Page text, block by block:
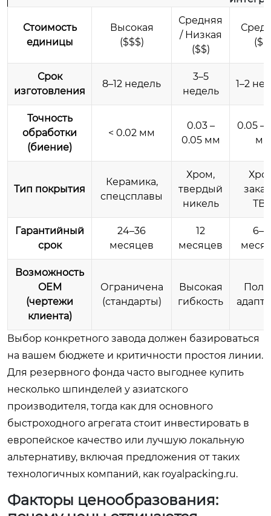
Стоимость
единицы
Высокая
($$$)
Средняя
/ Низкая
($$)
Срок
изготовления
8–12 недель
3–5
недель
1–2
Точность
обработки
(биение)
< 0.02 мм
0.03 –
0.05 мм
0.05 –
мм
Тип покрытия
Керамика,
спецсплавы
Хром,
твердый
никель
Гарантийный
срок
24–36
месяцев
12
месяцев
Возможность
OEM
(чертежи
клиента)
Ограничена
(стандарты)
Высокая
гибкость
Выбор конкретного завода должен базироваться
на вашем бюджете и критичности простоя линии.
Для резервного фонда часто выгоднее купить
несколько шпинделей у азиатского
производителя, тогда как для основного
быстроходного агрегата стоит инвестировать в
европейское качество или лучшую локальную
альтернативу, включая предложения от таких
технологичных компаний, как royalpacking.ru.
Факторы ценообразования: